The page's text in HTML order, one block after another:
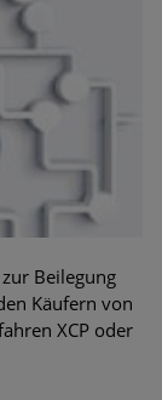
Beilegung
Käufern von
XCP oder